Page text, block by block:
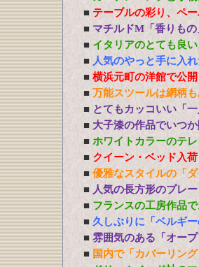
■ テーブルの彩り、ペ
■ マチルドM「香りも
■ イタリアのとても良
■ 人気のやっと手に入
■ 横浜元町の洋館で公
■ 万能スツールは網柄
■ とてもカッコいい「
■ 大子漆の作品でいつ
■ ホワイトカラーのテ
■ クイーン・ベッド入荷
■ 優雅なスタイルの「
■ 人気の長方形のプレ
■ フランスの工房作品
■ 久しぶりに「ベルギ
■ 雰囲気のある「オー
■ 国内で「カバーリン